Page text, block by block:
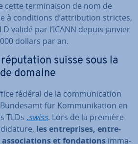
cette ter­mi­nai­son de nom de
à con­di­tions d’at­tri­bu­tion strictes,
validé par l’ICANN depuis janvier
dollars par an.
suisse sous la
domaine
fédéral de la com­mu­ni­ca­tion
für Kom­mu­ni­ka­tion en
TLDs .swiss. Lors de la première
les en­tre­prises, en­tre­
et fon­da­tions im­ma­